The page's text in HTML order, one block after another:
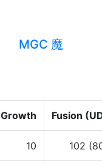
MGC 魔
Growth Fusion
10 102